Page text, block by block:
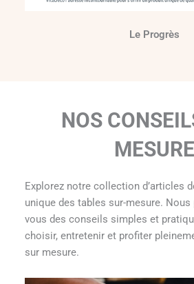
Le Progrès
NOS
MESURE
Explorez notre collection d’articles
unique des tables sur-mesure. Nous
vous des conseils simples et
choisir, entretenir et profiter
sur mesure.